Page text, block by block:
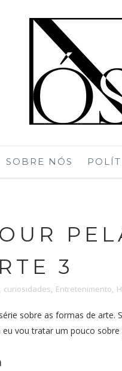
SOBRE NÓS
3
curiosidades, Entretenimento,
sobre as formas de arte.
eu vou tratar um pouco sobre